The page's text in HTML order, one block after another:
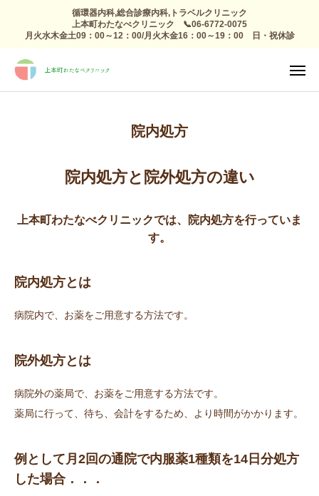
循環器内科,総合診療内科,トラベルクリニック
上本町わたなべクリニック 📞06-6772-0075
月火水木金土09：00～12：00/月火木金16：00～19：00 日・祝休診
院内処方
院内処方と院外処方の違い
上本町わたなべクリニックでは、院内処方を行っていま
す。
院内処方とは
病院内で、お薬をご用意する方法です。
院外処方とは
病院外の薬局で、お薬をご用意する方法です。
薬局に行って、待ち、会計をするため、より時間がかかります。
例として月2回の通院で内服薬1種類を14日分処方
した場合．．．
アクセス  感染症外来
予防接種 トラベルクリニック
心療内科
整形外科 リハビリ